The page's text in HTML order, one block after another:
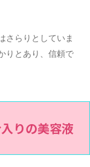
さらりとしていま
りとあり、信頼で
りの美容液